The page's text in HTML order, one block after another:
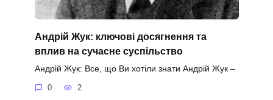
Андрій Жук: ключові досягнення та
вплив на сучасне суспільство
Андрій Жук: Все, що Ви хотіли знати Андрій Жук –
0 2